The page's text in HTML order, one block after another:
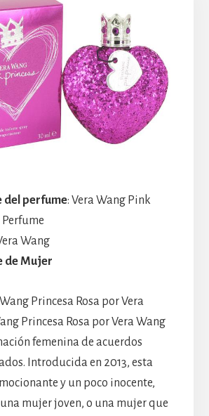
del perfume: Vera Wang Pink
Perfume
Wang
de Mujer
Princesa Rosa por Vera
Princesa Rosa por Vera Wang
femenina de acuerdos
Introducida en 2013, esta
y un poco inocente,
mujer joven, o una mujer que